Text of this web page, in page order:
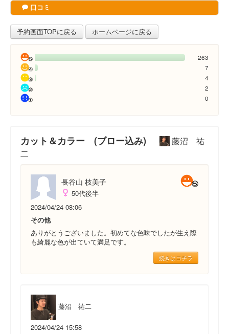
口コミ
予約画面TOPに戻る ホームページに戻る
263
7
4
2
0
カット＆カラー (ブロー込み)
藤沼 祐
二
長谷山 枝美子
50代後半
2024/04/24 08:06
その他
ありがとうございました。初めてな色味でしたが生え際
も綺麗な色が出ていて満足です。
続きはコチラ
藤沼 祐二
2024/04/24 15:58